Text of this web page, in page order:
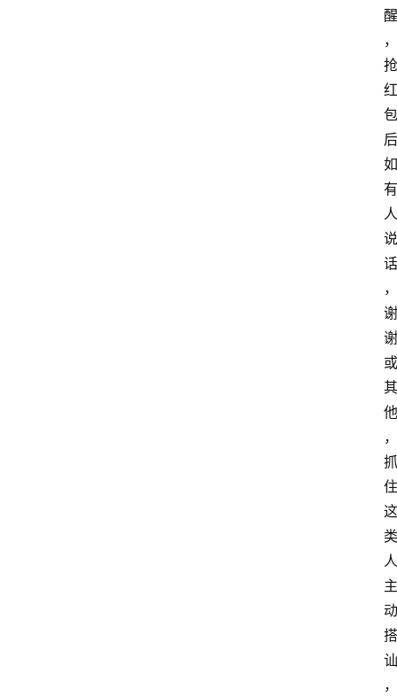
醒
，
抢
红
包
后
如
有
人
说
话
，
谢
谢
或
其
他
，
抓
住
这
类
人
主
动
搭
讪
，